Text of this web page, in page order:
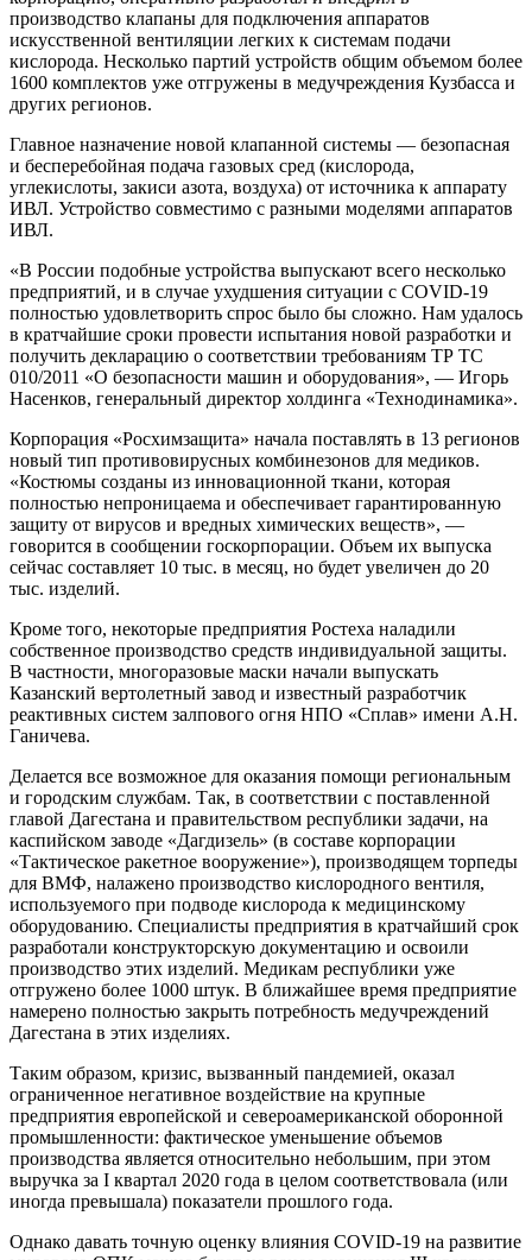
производство клапаны для подключения аппаратов
искусственной вентиляции легких к системам подачи
кислорода. Несколько партий устройств общим объемом более
1600 комплектов уже отгружены в медучреждения Кузбасса и
других регионов.
Главное назначение новой клапанной системы — безопасная
и бесперебойная подача газовых сред (кислорода,
углекислоты, закиси азота, воздуха) от источника к аппарату
ИВЛ. Устройство совместимо с разными моделями аппаратов
ИВЛ.
«В России подобные устройства выпускают всего несколько
предприятий, и в случае ухудшения ситуации с COVID-19
полностью удовлетворить спрос было бы сложно. Нам удалось
в кратчайшие сроки провести испытания новой разработки и
получить декларацию о соответствии требованиям ТР ТС
010/2011 «О безопасности машин и оборудования», — Игорь
Насенков, генеральный директор холдинга «Технодинамика».
Корпорация «Росхимзащита» начала поставлять в 13 регионов
новый тип противовирусных комбинезонов для медиков.
«Костюмы созданы из инновационной ткани, которая
полностью непроницаема и обеспечивает гарантированную
защиту от вирусов и вредных химических веществ», —
говорится в сообщении госкорпорации. Объем их выпуска
сейчас составляет 10 тыс. в месяц, но будет увеличен до 20
тыс. изделий.
Кроме того, некоторые предприятия Ростеха наладили
собственное производство средств индивидуальной защиты.
В частности, многоразовые маски начали выпускать
Казанский вертолетный завод и известный разработчик
реактивных систем залпового огня НПО «Сплав» имени А.Н.
Ганичева.
Делается все возможное для оказания помощи региональным
и городским службам. Так, в соответствии с поставленной
главой Дагестана и правительством республики задачи, на
каспийском заводе «Дагдизель» (в составе корпорации
«Тактическое ракетное вооружение»), производящем торпеды
для ВМФ, налажено производство кислородного вентиля,
используемого при подводе кислорода к медицинскому
оборудованию. Специалисты предприятия в кратчайший срок
разработали конструкторскую документацию и освоили
производство этих изделий. Медикам республики уже
отгружено более 1000 штук. В ближайшее время предприятие
намерено полностью закрыть потребность медучреждений
Дагестана в этих изделиях.
Таким образом, кризис, вызванный пандемией, оказал
ограниченное негативное воздействие на крупные
предприятия европейской и североамериканской оборонной
промышленности: фактическое уменьшение объемов
производства является относительно небольшим, при этом
выручка за I квартал 2020 года в целом соответствовала (или
иногда превышала) показатели прошлого года.
Однако давать точную оценку влияния COVID-19 на развитие